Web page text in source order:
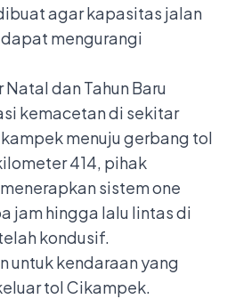
agar kapasitas jalan
mengurangi
dan Tahun Baru
kemacetan di sekitar
menuju gerbang tol
414, pihak
sistem one
jam hingga lalu lintas di
kondusif.
untuk kendaraan yang
tol Cikampek.